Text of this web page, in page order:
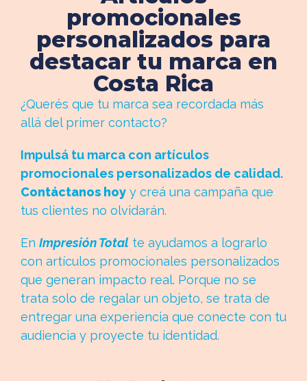
promocionales
personalizados para
destacar tu marca en
Costa Rica
¿Querés que tu marca sea recordada más
allá del primer contacto?
Impulsá tu marca con artículos
promocionales personalizados de calidad.
Contáctanos hoy y creá una campaña que
tus clientes no olvidarán.
En Impresión Total te ayudamos a lograrlo
con artículos promocionales personalizados
que generan impacto real. Porque no se
trata solo de regalar un objeto, se trata de
entregar una experiencia que conecte con tu
audiencia y proyecte tu identidad.